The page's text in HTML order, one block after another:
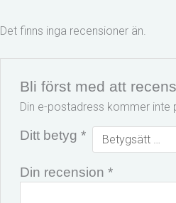
Det finns inga recensioner än.
Bli först med att
Din e-postadress kommer inte
Ditt betyg *
Din recension *